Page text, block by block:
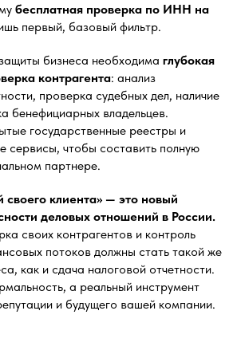
бесплатная проверка по ИНН на
первый, базовый фильтр.
бизнеса необходима глубокая
контрагента: анализ
проверка судебных дел, наличие
бенефициарных владельцев.
государственные реестры и
сервисы, чтобы составить полную
партнере.
клиента» — это новый
деловых отношений в России.
своих контрагентов и контроль
потоков должны стать такой же
как и сдача налоговой отчетности.
а реальный инструмент
и будущего вашей компании.